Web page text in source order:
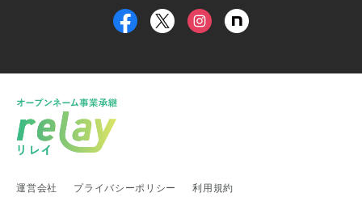
福井県 事業承継・引継ぎ支援センター
富山県
新潟県 南魚沼市
新潟県 糸魚川市
新潟県 出雲崎町
新潟県 関川村
愛知県 事業承継・引継ぎ支援センター 岐阜県 高山市
運営会社 プライバシーポリシー 利用規約